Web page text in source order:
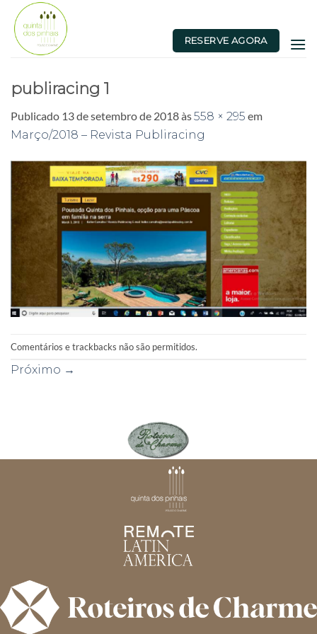
Skip
content
RESERVE AGORA
publiracing 1
Publicado 13 de setembro de 2018às558 × 295 em
Março/2018 – Revista Publiracing
Comentários e trackbacks não são permitidos.
Próximo →